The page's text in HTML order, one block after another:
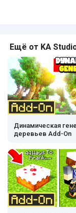
Ещё от KA
Динамическая
деревьев Add-On